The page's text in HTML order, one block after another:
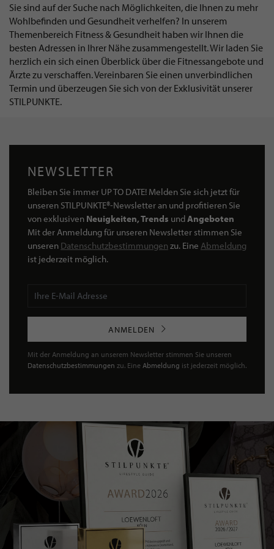
Sie sind auf der Suche nach Möglichkeiten, die Ihnen zu mehr
Wohlbefinden und Gesundheit verhelfen? In unserem
Themenbereich Fitness & Gesundheit haben wir Ihnen die
besten Adressen in Ihrer Nähe zusammengestellt. Wir laden Sie
herzlich ein sich einen Überblick über die Fitnessangebote und
Ärzte zu verschaffen. Vereinbaren Sie einen unverbindlichen
Termin und überzeugen Sie sich von der Exklusivität unserer
STILPUNKTE.
NEWSLETTER
Bleiben Sie immer UP TO DATE! Melden Sie sich jetzt für
unseren STILPUNKTE®-Newsletter an und profitieren Sie
von exklusiven Neuigkeiten, Trends undAngeboten
Mit der Anmeldung für unseren Newsletter stimmen Sie
unseren Datenschutzbestimmungen zu. Eine Abmeldung
ist jederzeit möglich.
ANMELDEN
Mit der Anmeldung an unserem Newsletter stimmen Sie unseren
Datenschutzbestimmungen zu. Eine Abmeldung ist jederzeit möglich.